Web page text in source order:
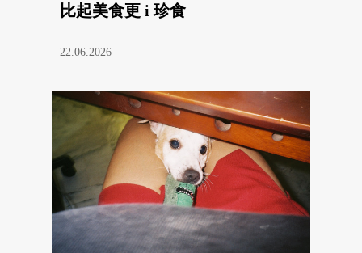
比起美食更 i 珍食
22.06.2026